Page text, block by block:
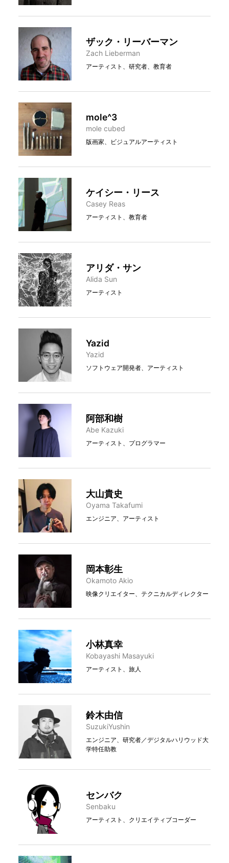
ザック・リーバーマン
Zach Lieberman
アーティスト、研究者、教育者
mole^3
mole cubed
版画家、ビジュアルアーティスト
ケイシー・リース
Casey Reas
アーティスト、教育者
アリダ・サン
Alida Sun
アーティスト
Yazid
Yazid
ソフトウェア開発者、アーティスト
阿部和樹
Abe Kazuki
アーティスト、プログラマー
大山貴史
Oyama Takafumi
エンジニア、アーティスト
岡本彰生
Okamoto Akio
映像クリエイター、テクニカルディレクター
小林真幸
Kobayashi Masayuki
アーティスト、旅人
鈴木由信
SuzukiYushin
エンジニア、研究者／デジタルハリウッド大
学特任助教
センバク
Senbaku
アーティスト、クリエイティブコーダー